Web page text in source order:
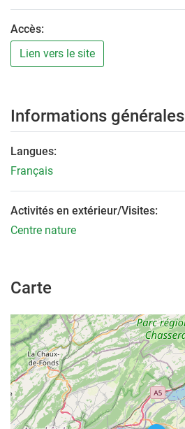
Accès:
Lien vers le site
Informations générales
Langues:
Français
Activités en extérieur/Visites:
Centre nature
Carte